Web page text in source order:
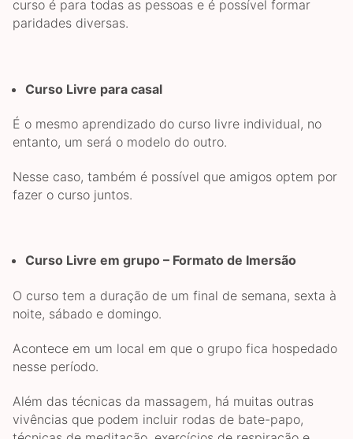
curso é para todas as pessoas e é possível formar
paridades diversas.
Curso Livre para casal
É o mesmo aprendizado do curso livre individual, no
entanto, um será o modelo do outro.
Nesse caso, também é possível que amigos optem por
fazer o curso juntos.
Curso Livre em grupo – Formato de Imersão
O curso tem a duração de um final de semana, sexta à
noite, sábado e domingo.
Acontece em um local em que o grupo fica hospedado
nesse período.
Além das técnicas da massagem, há muitas outras
vivências que podem incluir rodas de bate-papo,